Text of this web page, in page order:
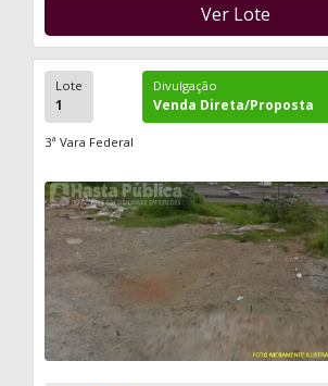
Ver Lote
Lote
1
Divulgação
Venda Direta/Proposta
3ª Vara Federal